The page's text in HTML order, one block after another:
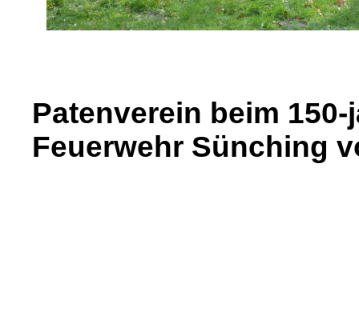
Patenverein beim
Feuerwehr Sünching